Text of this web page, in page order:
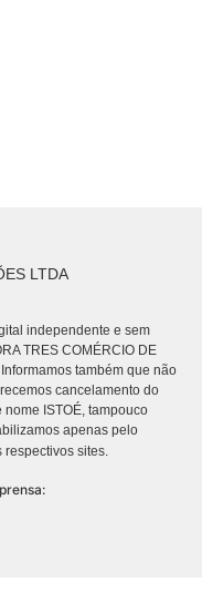
LTDA
independente e sem
TRES COMÉRCIO DE
também que não
cancelamento do
ISTOÉ, tampouco
apenas pelo
respectivos sites.